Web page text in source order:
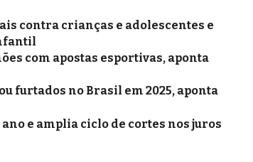
contra crianças e adolescentes e
com apostas esportivas, aponta
furtados no Brasil em 2025, aponta
e amplia ciclo de cortes nos juros